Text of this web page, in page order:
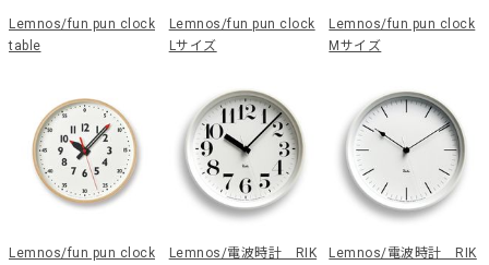
Lemnos/fun pun clock
table
Lemnos/fun pun clock
Lサイズ
Lemnos/fun pun clock
Mサイズ
Lemnos/fun pun clock
Lemnos/電波時計 RIK
Lemnos/電波時計 RIK